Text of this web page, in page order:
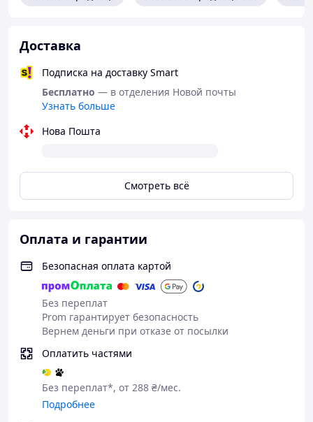
Доставка
Подписка на доставку Smart
Бесплатно — в отделения Новой почты
Узнать больше
Нова Пошта
Смотреть всё
Оплата и гарантии
Безопасная оплата картой
Без переплат
Prom гарантирует безопасность
Вернем деньги при отказе от посылки
Оплатить частями
Без переплат*, от 288 ₴/мес.
Подробнее